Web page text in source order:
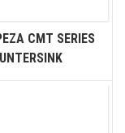
CMT SERIES